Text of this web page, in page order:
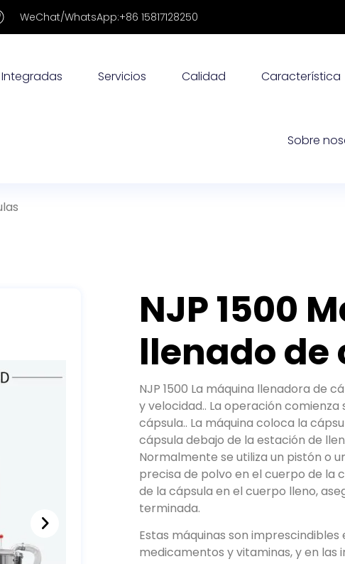
WeChat/WhatsApp:+86 15817128250
Integradas Servicios Calidad Característica
Sobre
NJP 1500
llenado de
NJP 1500 La máquina llenadora de
y velocidad.. La operación
cápsula.. La máquina coloca la
cápsula debajo de la estación de
Normalmente se utiliza un pistón o
precisa de polvo en el cuerpo de la
de la cápsula en el cuerpo lleno,
terminada.
Estas máquinas son
medicamentos y vitaminas, y en